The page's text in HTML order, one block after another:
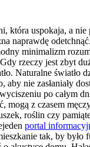
która uspokaja, a nie
naprawdę
minimalizm
rzeczy jest zbyt
Naturalne światło
nie zasłaniały
po całym
mogą z czasem
roślin czy
portal
tak, by było